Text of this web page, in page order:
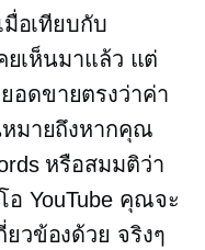
มื่อเทียบกับ
ยเห็นมาแล้ว แต่
อดขายตรงว่าค่า
มายถึงหากคุณ
หรือสมมติว่า
YouTube คุณจะ
ยวข้องด้วย จริงๆ